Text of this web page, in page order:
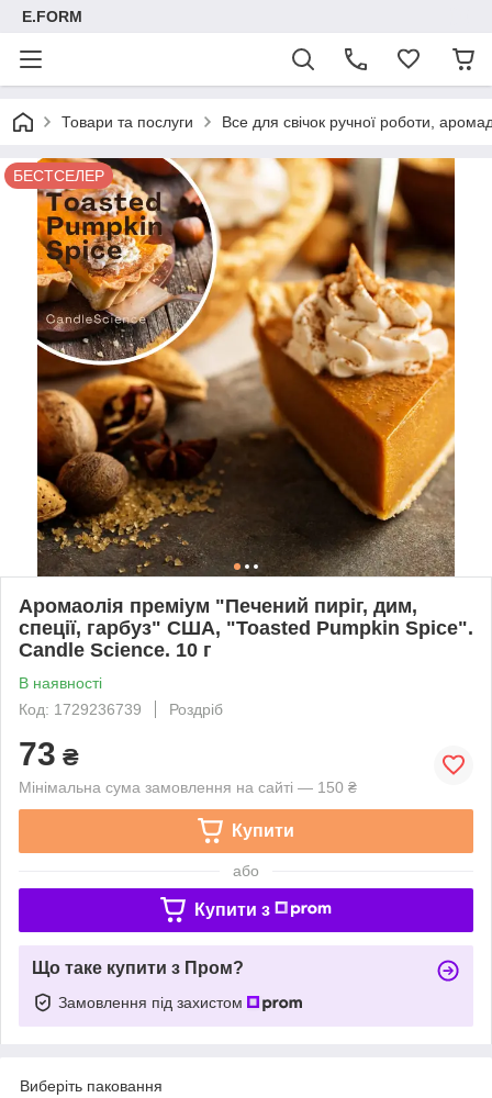
E.FORM
Товари та послуги Все для свічок ручної роботи,
БЕСТСЕЛЕР
Аромаолія преміум "Печений пиріг, дим,
спеції, гарбуз" США, "Toasted Pumpkin Spice".
Candle Science. 10 г
В наявності
Код: 1729236739
Роздріб
73 ₴
Мінімальна сума замовлення на сайті — 150 ₴
Купити
або
Купити з
Що таке купити з Пром?
Замовлення під захистом
Виберіть паковання